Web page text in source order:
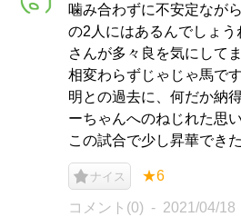
噛み合わずに不安定なが
の2人にはあるんでしょ
さんが多々良を気にして
相変わらずじゃじゃ馬で
明との過去に、何だか納
ーちゃんへのねじれた思
この試合で少し昇華でき
ナイス ★6
コメント(0) 2021/04/18